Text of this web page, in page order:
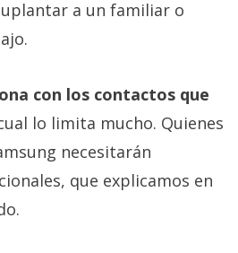
a un familiar o
con los contactos que
lo limita mucho. Quienes
necesitarán
que explicamos en